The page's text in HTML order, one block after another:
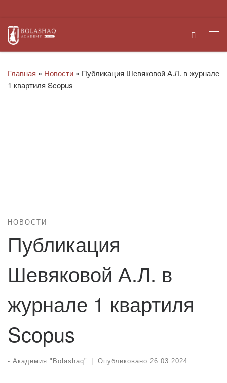
Search
Главная » Новости » Публикация Шевяковой А.Л. в журнале
1 квартиля Scopus
НОВОСТИ
Публикация
Шевяковой А.Л. в
журнале 1 квартиля
Scopus
- Академия "Bolashaq" | Опубликовано 26.03.2024